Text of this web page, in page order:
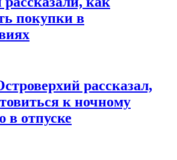
покупки в
рассказал,
к ночному
отпуске